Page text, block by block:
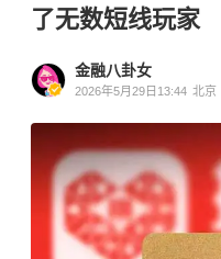
了无数短线玩家
金融八卦女
2026年5月29日13:44 北京